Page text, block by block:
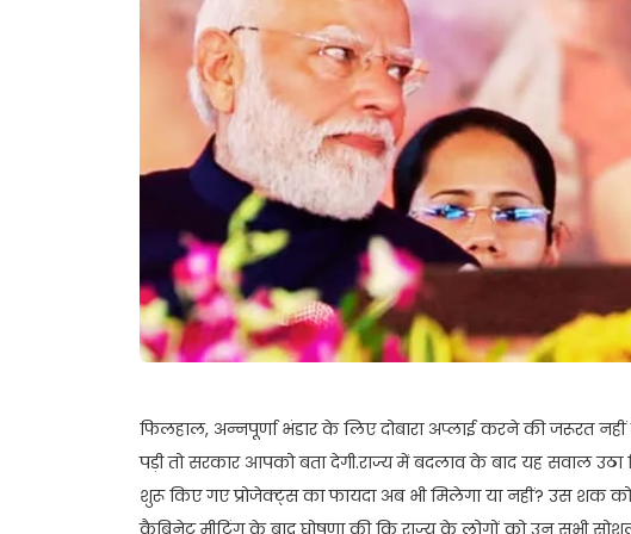
फिलहाल, अन्नपूर्णा भंडार के लिए दोबारा अप्लाई करने की जरूरत
पड़ी तो सरकार आपको बता देगी.राज्य में बदलाव के बाद यह सवाल
शुरू किए गए प्रोजेक्ट्स का फायदा अब भी मिलेगा या नहीं? उस शक
कैबिनेट मीटिंग के बाद घोषणा की कि राज्य के लोगों को उन सभी